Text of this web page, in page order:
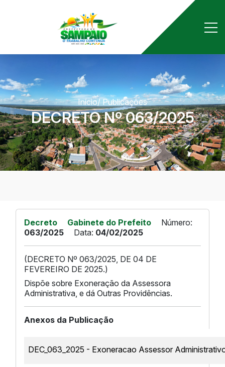
Início/ Publicações
DECRETO Nº 063/2025
Decreto Gabinete do Prefeito
Número:
063/2025
Data: 04/02/2025
(DECRETO Nº 063/2025, DE 04 DE
FEVEREIRO DE 2025.)
Dispõe sobre Exoneração da Assessora
Administrativa, e dá Outras Providências.
Anexos da Publicação
DEC_063_2025 - Exoneracao Assessor